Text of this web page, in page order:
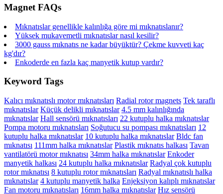
Magnet FAQs
Mıknatıslar genellikle kalınlığa göre mi mıknatıslanır?
Yüksek mukavemetli mıknatıslar nasıl kesilir?
3000 gauss mıknatıs ne kadar büyüktür? Çekme kuvveti kaç
kg'dır?
Enkoderde en fazla kaç manyetik kutup vardır?
Keyword Tags
Kalıcı mıknatıslı motor mıknatısları Radial rotor magnets Tek taraflı
mıknatıslar Küçük delikli mıknatıslar 4.5 mm kalınlığında
mıknatıslar Hall sensörü mıknatısları 22 kutuplu halka mıknatıslar
Pompa motoru mıknatısları Soğutucu su pompası mıknatısları 12
kutuplu halka mıknatıslar 10 kutuplu halka mıknatıslar Bldc fan
mıknatısı 111mm halka mıknatıslar Plastik mıknatıs halkası Tavan
vantilatörü motor mıknatısı 34mm halka mıknatıslar Enkoder
manyetik halkası 24 kutuplu halka mıknatıslar Radyal çok kutuplu
rotor mıknatısı 8 kutuplu rotor mıknatısları Radyal mıknatıslı halka
mıknatıslar 4 kutuplu manyetik halka Enjeksiyon kalıplı mıknatıslar
Fan motoru mıknatısları 16mm halka mıknatıslar Hız sensörü